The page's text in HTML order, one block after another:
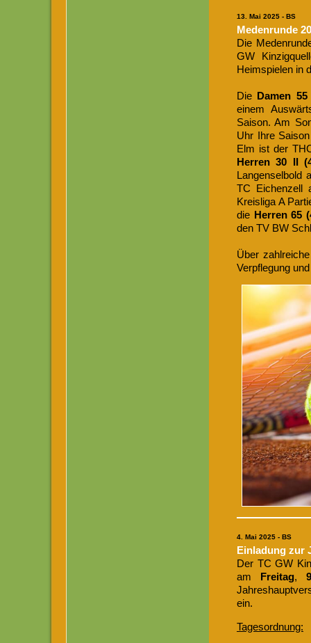
13 . Mai 2025 - BS
Medenrunde
Die
GW
Heimspielen in
Die Damen 55
einem
Saison. Am
Uhr Ihre
Elm ist der
Herren 30 II
Langenselbold
TC Eichenzell
Kreisliga A
die Herren 65
den TV BW
Über
Verpflegung
4. Mai 2025 - BS
Einladung zur
Der TC GW
am Freitag,
ein.
Tagesordnung: